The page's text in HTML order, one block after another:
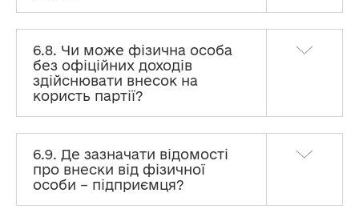
6.8. Чи може фізична особа
без офіційних доходів
здійснювати внесок на
користь партії?
6.9. Де зазначати відомості
про внески від фізичної
особи – підприємця?